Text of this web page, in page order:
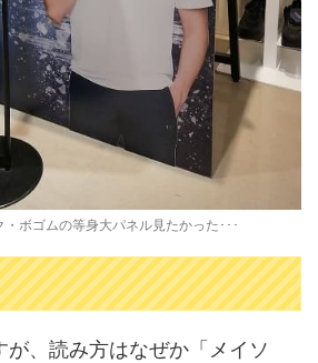
・ボゴムの等身大パネル見たかった･･･
が、読み方はなぜか「メイソ